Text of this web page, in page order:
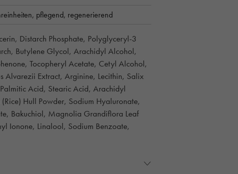
pflegend, regenerierend
Distarch Phosphate, Polyglyceryl-3
Butylene Glycol, Arachidyl Alcohol,
Tocopheryl Acetate, Cetyl Alcohol,
Extract, Arginine, Lecithin, Salix
Acid, Stearic Acid, Arachidyl
Hull Powder, Sodium Hyaluronate,
Bakuchiol, Magnolia Grandiflora Leaf
Ionone, Linalool, Sodium Benzoate,